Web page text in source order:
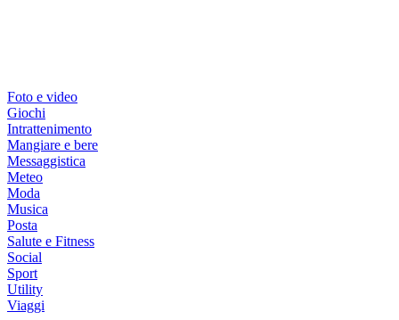
Foto e video
Giochi
Intrattenimento
Mangiare e bere
Messaggistica
Meteo
Moda
Musica
Posta
Salute e Fitness
Social
Sport
Utility
Viaggi